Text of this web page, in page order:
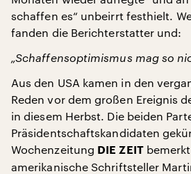
schaffen es“ unbeirrt festhielt.
fanden die Berichterstatter und:
„Schaffensoptimismus mag so
Aus den USA kamen in den
Reden vor dem großen Ereignis
in diesem Herbst. Die beiden
Präsidentschaftskandidaten
Wochenzeitung DIE ZEITbemerkt
amerikanische Schriftsteller